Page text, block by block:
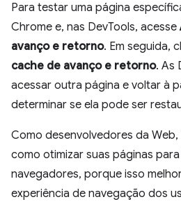
Para testar uma página
Chrome e, nas DevTools, acesse
avanço e retorno. Em seguida,
cache de avanço e retorno. As
acessar outra página e voltar à
determinar se ela pode ser
Como desenvolvedores da
como otimizar suas páginas
navegadores, porque isso
experiência de navegação dos